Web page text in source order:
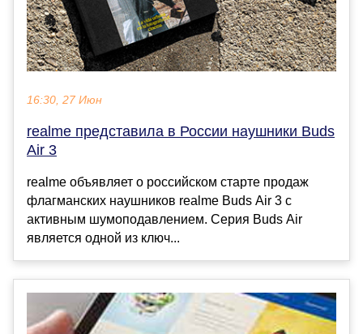
16:30, 27 Июн
realme представила в России наушники Buds
Air 3
realme объявляет о российском старте продаж
флагманских наушников realme Buds Air 3 с
активным шумоподавлением. Серия Buds Air
является одной из ключ...